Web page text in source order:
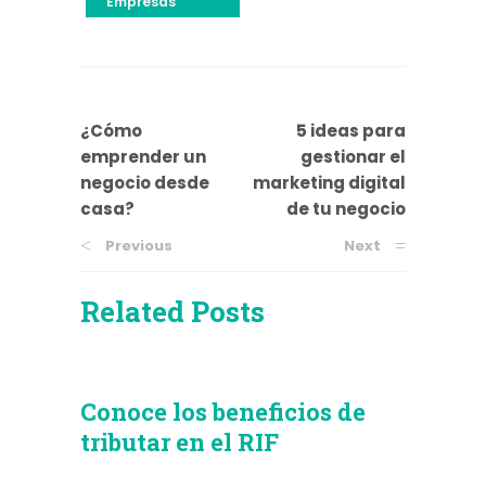
¿Cómo
emprender un
negocio desde
casa?
Previous
5 ideas para
gestionar el
marketing digital
de tu negocio
Next
Related Posts
Conoce los beneficios de
tributar en el RIF